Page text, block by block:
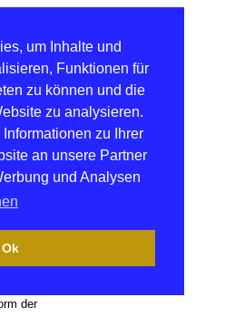
um Inhalte und
Funktionen für
zu können und die
zu analysieren.
zu Ihrer
an unsere Partner
und Analysen
Ok
der